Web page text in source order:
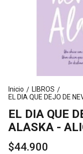
Inicio / LIBROS /
EL DIA QUE DEJO DE
EL DIA QUE
ALASKA -
$44.900